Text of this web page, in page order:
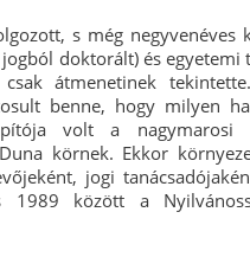
s még negyvenéves
doktorált) és egyetemi
átmenetinek
benne, hogy milyen
volt a nagymarosi
körnek. Ekkor
jogi
1989 között a